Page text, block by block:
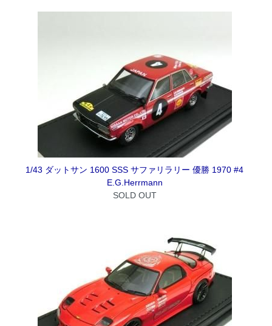
1/43 ダットサン 1600 SSS サファリラリー 優勝 1970 #4
E.G.Herrmann
SOLD OUT